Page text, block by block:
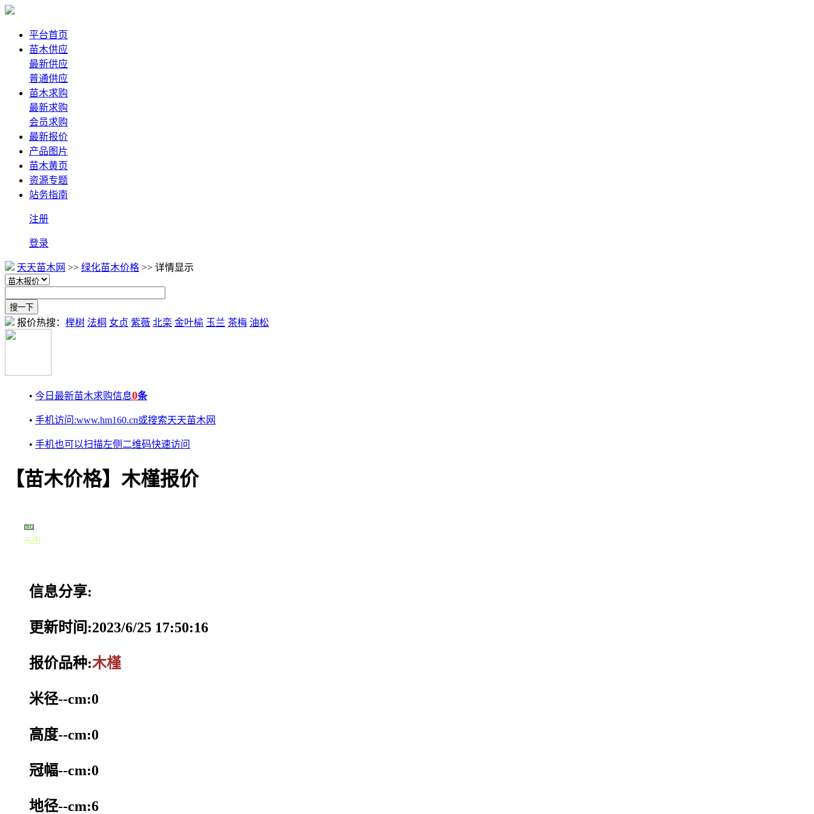
平台首页
苗木供应
最新供应
普通供应
苗木求购
最新求购
会员求购
最新报价
产品图片
苗木黄页
资源专题
站务指南
注册
登录
天天苗木网 >> 绿化苗木价格 >> 详情显示
报价热搜： 榉树 法桐 女贞 紫薇 北栾 金叶榆 玉兰 茶梅 油松
• 今日最新苗木求购信息0条
• 手机访问:www.hm160.cn或搜索天天苗木网
• 手机也可以扫描左侧二维码快速访问
【苗木价格】木槿报价
信息分享:
更新时间:2023/6/25 17:50:16
报价品种:木槿
米径--cm:0
高度--cm:0
冠幅--cm:0
地径--cm:6